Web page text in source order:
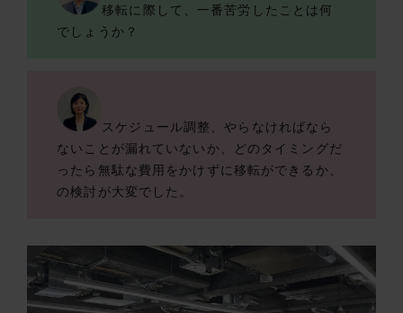
移転に際して、一番苦労したことは何
でしょうか？
スケジュール調整、やらなければなら
ないことが漏れていないか、どのタイミングだ
ったら無駄な費用をかけずに移転ができるか、
の検討が大変でした。